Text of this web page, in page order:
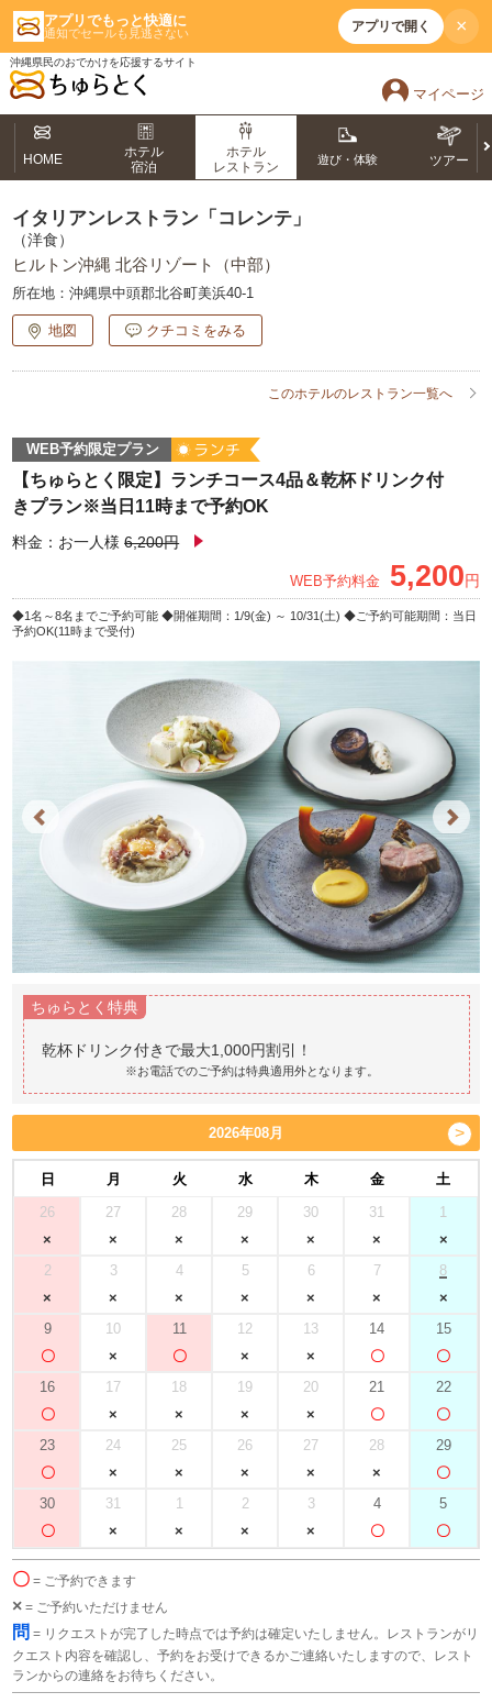
アプリでもっと快適に
通知でセールも見逃さない アプリで開く ×
沖縄県民のおでかけを応援するサイト
マイページ
HOME
ホテル
宿泊
ホテル
レストラン
遊び・体験 ツアー
イタリアンレストラン「コレンテ」
（洋食）
ヒルトン沖縄 北谷リゾート（中部）
所在地：沖縄県中頭郡北谷町美浜40-1
地図 クチコミをみる
このホテルのレストラン一覧へ
WEB予約限定プラン
【ちゅらとく限定】ランチコース4品＆乾杯ドリンク付
きプラン※当日11時まで予約OK
料金：お一人様 6,200円
WEB予約料金 5,200円
1名～8名までご予約可能 開催期間：1/9(金) ～ 10/31(土)
ご予約可能期間：当日
予約OK(11時まで受付)
Previous Next
ちゅらとく特典
※お電話でのご予約は特典適用外となります。
2026年08月
日 月 火 水 木 金
土
26
27 28 29 30 31 1
2 3 4 5 6 7 8
9 10 11 12 13 14 15
16 17 18 19 20 21 22
23 24 25 26 27 28 29
30 31 1 2 3 4 5
〇 = ご予約できます
× = ご予約いただけません
問 = リクエストが完了した時点では予約は確定いたしません。レストランがリ
クエスト内容を確認し、予約をお受けできるかご連絡いたしますので、レスト
ランからの連絡をお待ちください。